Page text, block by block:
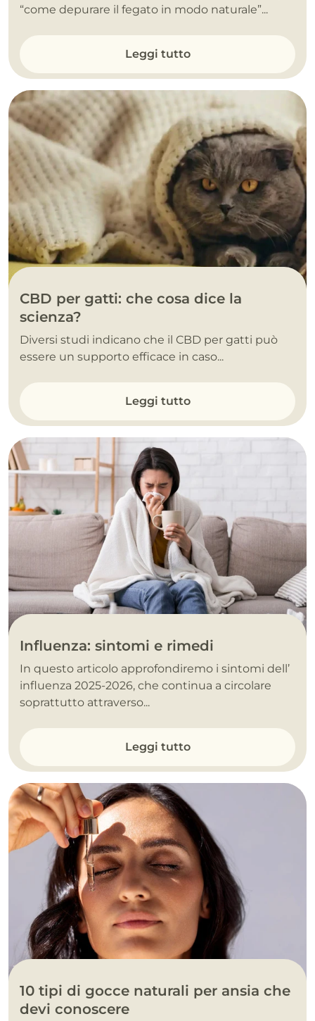
“come depurare il fegato in modo naturale”...
Leggi tutto
CBD per gatti: che cosa dice la
scienza?
Diversi studi indicano che il CBD per gatti può
essere un supporto efficace in caso...
Leggi tutto
Influenza: sintomi e rimedi
In questo articolo approfondiremo i sintomi dell’
influenza 2025-2026, che continua a circolare
soprattutto attraverso...
Leggi tutto
10 tipi di gocce naturali per ansia che
devi conoscere